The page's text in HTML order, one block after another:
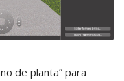
de planta” para